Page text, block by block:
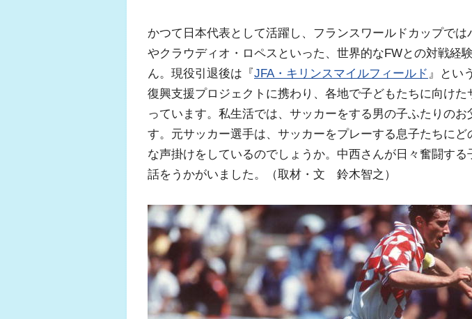
かつて日本代表として活躍し、フランスワールドカップでは
やクラウディオ・ロペスといった、世界的なFWとの対戦経
ん。現役引退後は『JFA・キリンスマイルフィールド 』とい
復興支援プロジェクトに携わり、各地で子どもたちに向けた
っています。私生活では、サッカーをする男の子ふたりのお
す。元サッカー選手は、サッカーをプレーする息子たちにど
な声掛けをしているのでしょうか。中西さんが日々奮闘する
話をうかがいました。（取材・文 鈴木智之）
ふくら